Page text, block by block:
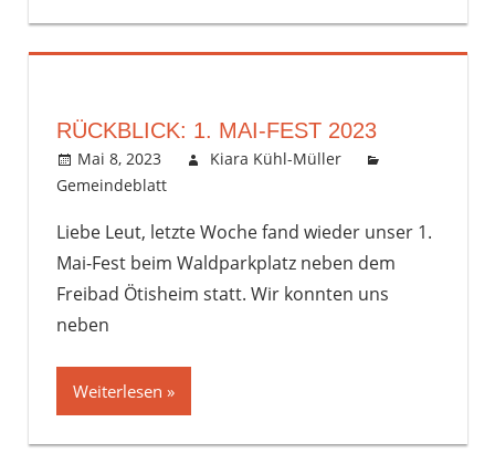
RÜCKBLICK: 1. MAI-FEST 2023
Mai 8, 2023
Kiara Kühl-Müller
Gemeindeblatt
Liebe Leut, letzte Woche fand wieder unser 1.
Mai-Fest beim Waldparkplatz neben dem
Freibad Ötisheim statt. Wir konnten uns
neben
Weiterlesen